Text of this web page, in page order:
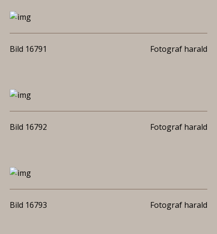
Bild 16791 Fotograf harald
Bild 16792 Fotograf harald
Bild 16793 Fotograf harald